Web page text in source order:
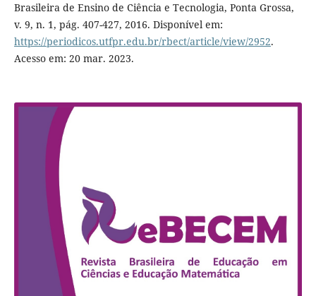
Brasileira de Ensino de Ciência e Tecnologia, Ponta Grossa,
v. 9, n. 1, pág. 407-427, 2016. Disponível em:
https://periodicos.utfpr.edu.br/rbect/article/view/2952.
Acesso em: 20 mar. 2023.